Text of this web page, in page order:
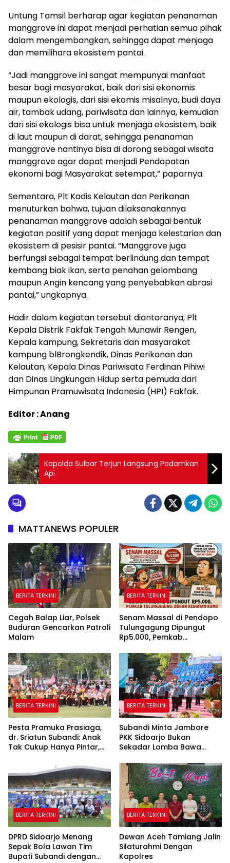
Untung Tamsil berharap agar kegiatan penanaman
manggrove ini dapat menjadi perhatian semua pihak
dalam mengembangkan, sehingga dapat menjaga
dan memilihara ekosistem pantai.
“Jadi manggrove ini sangat mempunyai manfaat
besar bagi masyarakat, baik dari sisi ekonomis
maupun ekologis, dari sisi ekomis misalnya, budi daya
air, tambak udang, pariwisata dan lainnya, kemudian
dari sisi ekologis bisa untuk menjaga ekosistem, baik
di laut maupun di darat, sehingga penanaman
manggrove nantinya bisa di dorong sebagai wisata
manggrove agar dapat menjadi Pendapatan
ekonomi bagi Masyarakat setempat,” paparnya.
Sementara, Plt Kadis Kelautan dan Perikanan
menuturkan bahwa, tujuan dilaksanakannya
penanaman manggrove adalah sebagai bentuk
kegiatan positif yang dapat menjaga kelestarian dan
ekosistem di pesisir pantai. “Manggrove juga
berfungsi sebagai tempat berlindung dan tempat
kembang biak ikan, serta penahan gelombang
maupun Angin kencang yang penyebabkan abrasi
pantai,” ungkapnya.
Hadir dalam kegiatan tersebut diantaranya, Plt
Kepala Distrik Fakfak Tengah Munawir Rengen,
Kepala kampung, Sekretaris dan masyarakat
kampung blBrongkendik, Dinas Perikanan dan
Kelautan, Kepala Dinas Pariwisata Ferdinan Pihiwi
dan Dinas Lingkungan Hidup serta pemuda dari
Himpunan Pramuwisata Indonesia (HPI) Fakfak.
Editor : Anang
Kapolda Sulbar Terjun Langsung Padamkan
Api
MATTANEWS POPULER
BERITA TERKINI
Cegah Balap Liar, Polsek
Buduran Gencarkan Patroli
Malam
BERITA TERKINI
Senam Massal di Pendopo
Tulungagung Dipungut
Rp5.000, Pemkab
Pemerintah
BERITA TERKINI
Pesta Pramuka Prasiaga,
dr. Sriatun Subandi: Anak
Tak Cukup Hanya Pintar,
Dibentuk Sejak Dini
BERITA TERKINI
Subandi Minta Jambore
PKK Sidoarjo Bukan
Sekadar Lomba Bawa
untuk Warga
BERITA TERKINI
DPRD Sidoarjo Menang
Sepak Bola Lawan Tim
Bupati Subandi dengan
BERITA TERKINI
Dewan Aceh Tamiang Jalin
Silaturahmi Dengan
Kapolres